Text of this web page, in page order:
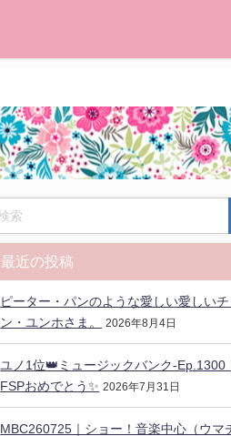
最近の投稿
ピーター・パンのような愛しい愛しいチ
ン・ユンホさま。
2026年8月4日
ユノ1位👑ミュージックバンク-Ep.1300
FSPおめでとう✨️ 2026年7月31日
MBC260725｜ショー！音楽中心（ウマ